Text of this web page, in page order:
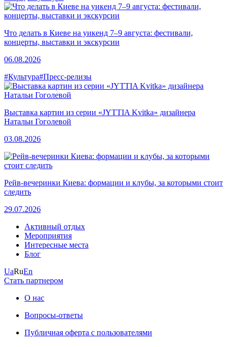
Что делать в Киеве на уикенд 7–9 августа: фестивали,
концерты, выставки и экскурсии
06.08.2026
#Культура#Пресс-релизы
Выставка картин из серии «JYTTIA Kvitka» дизайнера
Натальи Гоголевой
03.08.2026
Рейв-вечеринки Киева: формации и клубы, за которыми стоит
следить
29.07.2026
Активный отдых
Мероприятия
Интересные места
Блог
UaRuEn
Стать партнером
О нас
Вопросы-ответы
Публичная оферта с пользователями